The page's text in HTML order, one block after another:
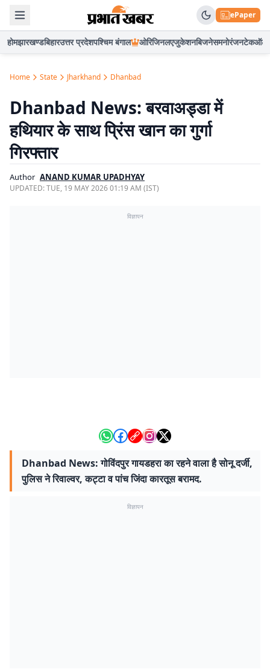
ePaper
होमझारखण्डबिहारउत्तर प्रदेशपश्चिम बंगाल ओरिजिनलएजुकेशनबिजनेसमनोरंजनटेकऑटो
Home State Jharkhand Dhanbad
Dhanbad News: बरवाअड्डा में
हथियार के साथ प्रिंस खान का गुर्गा
गिरफ्तार
Author ANAND KUMAR UPADHYAY
UPDATED:TUE, 19 MAY 2026 01:19 AM (IST)
विज्ञापन
Dhanbad News: गोविंदपुर गायडहरा का रहने वाला है सोनू दर्जी,
पुलिस ने रिवाल्वर, कट्टा व पांच जिंदा कारतूस बरामद.
विज्ञापन